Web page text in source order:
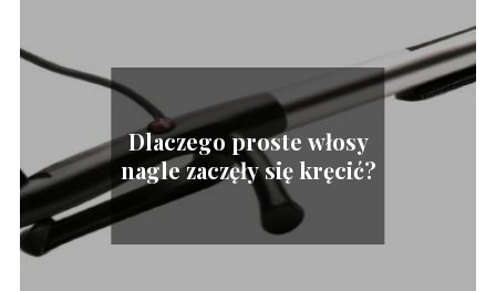
Dlaczego proste włosy
nagle zaczęły się kręcić?